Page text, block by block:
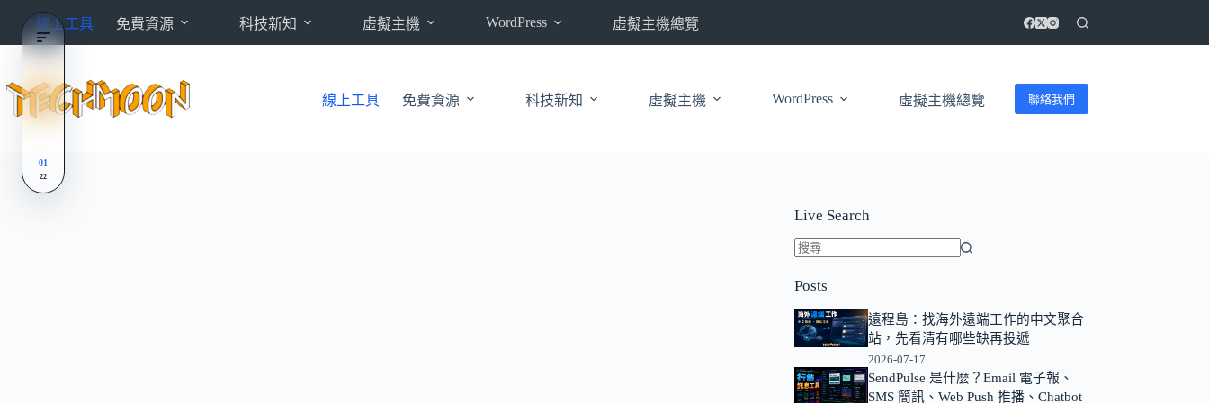
內
線上工具 免費資源 科技新知 虛擬主機 WordPress 虛擬主機總覽
線上工具 免費資源 科技新知 虛擬主機 WordPress 虛擬主機總覽 聯絡我們
Live Search
不
到
符
條
件
Posts
遠程島：找海外遠端工作的中文聚合
站，先看清有哪些缺再投遞
2026-07-17
SendPulse 是什麼？Email 電子報、
SMS 簡訊、Web Push 推播、Chatbot
01
22